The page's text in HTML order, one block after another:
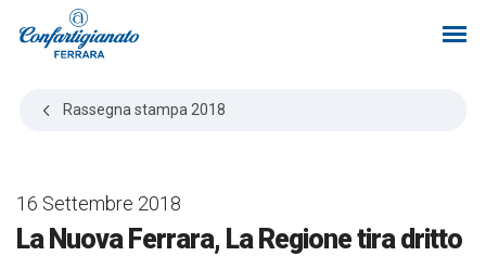
Rassegna stampa 2018
16 Settembre 2018
La Nuova Ferrara, La Regione tira dritto